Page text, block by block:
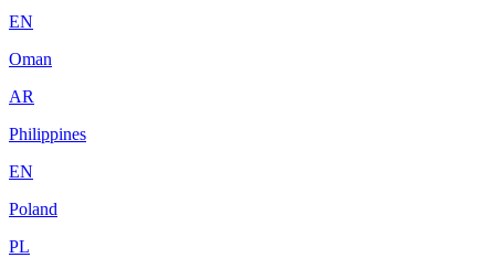
EN
Oman
AR
Philippines
EN
Poland
PL